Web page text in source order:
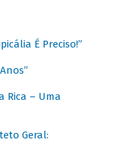
É Preciso!”
Rica – Uma
Geral: